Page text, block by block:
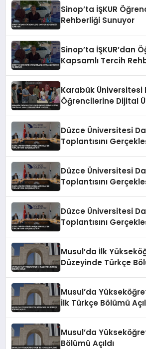
Sinop’ta İŞKUR
Rehberliği Sunuyor
Sinop’ta İŞKUR’dan
Kapsamlı Tercih
Karabük Üniversitesi
Öğrencilerine Dijital
Düzce Üniversitesi
Toplantısını
Düzce Üniversitesi
Toplantısını
Düzce Üniversitesi
Toplantısını
Musul’da İlk
Düzeyinde Türkçe
Musul’da
İlk Türkçe Bölümü
Musul’da
Bölümü Açıldı